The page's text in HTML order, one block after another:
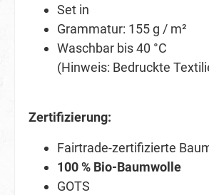
Set in
Grammatur: 155 g / m²
Waschbar bis 40 °C
(Hinweis: Bedruckte
Zertifizierung:
Fairtrade-zertifizierte
100 % Bio-Baumwolle
GOTS